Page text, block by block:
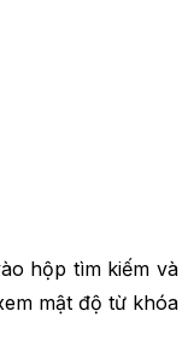
hộp tìm kiếm và
mật độ từ khóa